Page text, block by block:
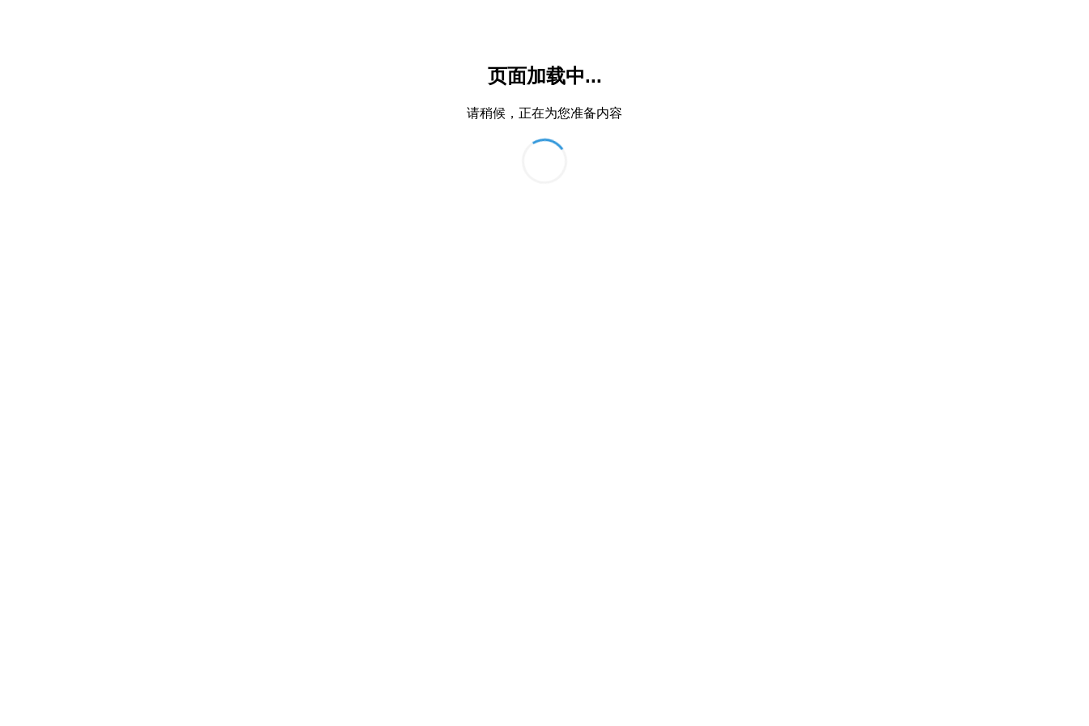
页面加载中...
请稍候，正在为您准备内容